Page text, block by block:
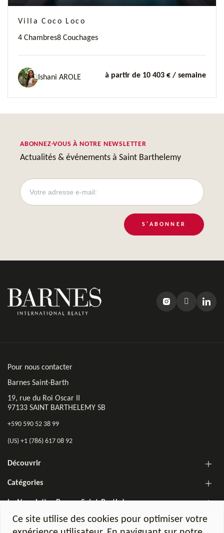
Villa Coco Loco
4 Chambres8 Couchages
Ishani AROLE à partir de 10 403 € / semaine
ABONNEZ-VOUS À NOTRE NEWSLETTER
Actualités & événements à Saint Barthelemy
S'ABONNER
Pour nous contacter
Barnes Saint-Barth
19, rue du Roi Oscar II
97133 SAINT BARTHELEMY SB
+590 590 52 38 99
(US) +1 (786) 617 08 92
Découvrir
Catégories
La Newsletter Barnes Saint-Barth !
Ce site utilise des cookies pour optimiser votre